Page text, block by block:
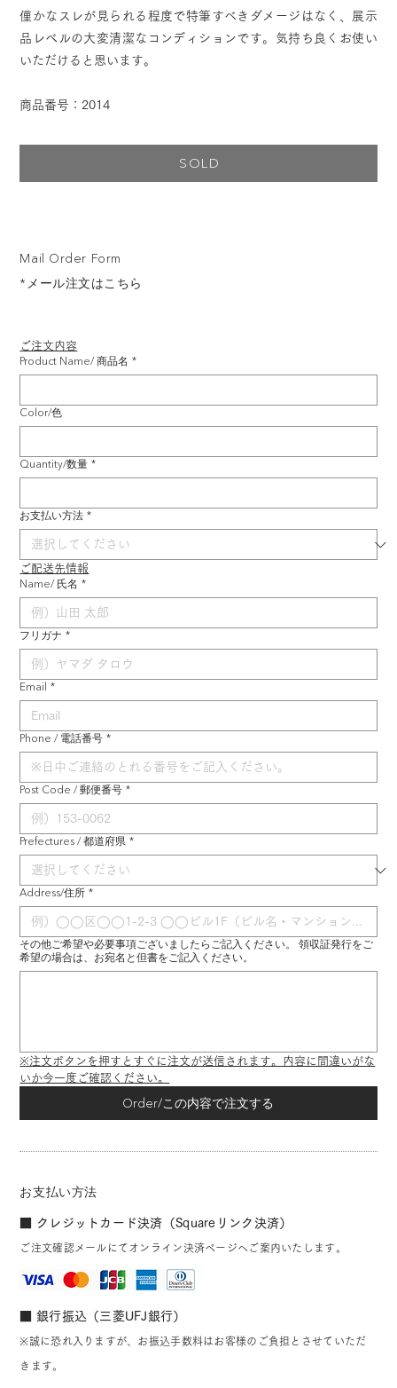
ご注文内容
Product Name/ 商品名 *
Color/色
Quantity/数量 *
お支払い方法 *
ご配送先情報
Name/ 氏名 *
フリガナ *
Email *
Phone / 電話番号 *
Post Code / 郵便番号 *
Prefectures / 都道府県 *
Address/住所 *
その他ご希望や必要事項ございましたらご記入ください。 領収証発行をご
希望の場合は、お宛名と但書をご記入ください。
※注文ボタンを押すとすぐに注文が送信されます。内容に間違いがな
いか今一度ご確認ください。
Order/この内容で注文する
お支払い方法
■ クレジットカード決済（Squareリンク決済）
ご注文確認メールにてオンライン決済ページへご案内いたします。
■ 銀行振込（三菱UFJ銀行）
※誠に恐れ入りますが、お振込手数料はお客様のご負担とさせていただ
きます。
Mail Order Form
*メール注文はこちら
僅かなスレが見られる程度で特筆すべきダメージはなく、展示
品レベルの大変清潔なコンディションです。気持ち良くお使い
いただけると思います。
商品番号：2014
SOLD